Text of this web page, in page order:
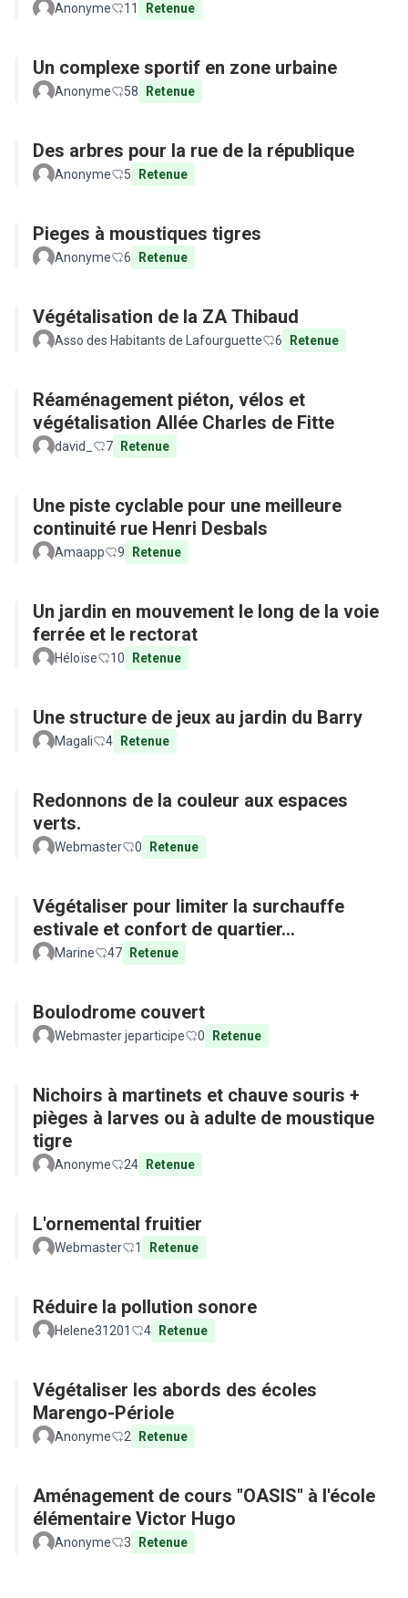
Anonyme 11 Retenue
Un complexe sportif en zone urbaine
Anonyme 58 Retenue
Des arbres pour la rue de la république
Anonyme 5 Retenue
Pieges à moustiques tigres
Anonyme 6 Retenue
Végétalisation de la ZA Thibaud
Asso des Habitants de Lafourguette 6 Retenue
Réaménagement piéton, vélos et
végétalisation Allée Charles de Fitte
david_ 7 Retenue
Une piste cyclable pour une meilleure
continuité rue Henri Desbals
Amaapp 9 Retenue
Un jardin en mouvement le long de la voie
ferrée et le rectorat
Héloïse 10 Retenue
Une structure de jeux au jardin du Barry
Magali 4 Retenue
Redonnons de la couleur aux espaces
verts.
Webmaster 0 Retenue
Végétaliser pour limiter la surchauffe
estivale et confort de quartier...
Marine 47 Retenue
Boulodrome couvert
Webmaster jeparticipe 0 Retenue
Nichoirs à martinets et chauve souris +
pièges à larves ou à adulte de moustique
tigre
Anonyme 24 Retenue
L'ornemental fruitier
Webmaster 1 Retenue
Réduire la pollution sonore
Helene31201 4 Retenue
Végétaliser les abords des écoles
Marengo-Périole
Anonyme 2 Retenue
Aménagement de cours "OASIS" à l'école
élémentaire Victor Hugo
Anonyme 3 Retenue